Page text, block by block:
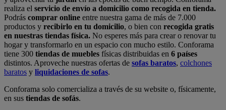
realiza el servicio de envío a domicilio como recogida en tienda.
Podrás comprar online entre nuestra gama de más de 7.000
productos y recibirlo en tu domicilio, o bien con recogida gratis
en nuestras tiendas física. No esperes más para crear o renovar tu
hogar y transformarlo en un espacio con mucho estilo. Conforama
tiene 300 tiendas de muebles físicas distribuidas en 6 países
distintos. Aproveche nuestras ofertas de sofas baratos, colchones
baratos y liquidaciones de sofas.
Conforama solo comercializa a través de su website o, físicamente,
en sus tiendas de sofás.